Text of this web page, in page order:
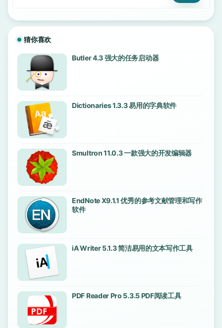
猜你喜欢
Butler 4.3 强大的任务启动器
Dictionaries 1.3.3 易用的字典软件
Smultron 11.0.3 一款强大的开发编辑器
EndNote X9.1.1 优秀的参考文献管理和写作
软件
iA Writer 5.1.3 简洁易用的文本写作工具
PDF Reader Pro 5.3.5 PDF阅读工具